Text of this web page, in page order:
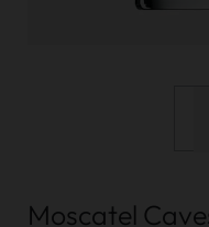
Moscatel